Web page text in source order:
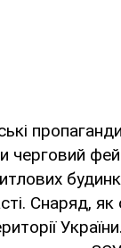
черговий
Снаряд,